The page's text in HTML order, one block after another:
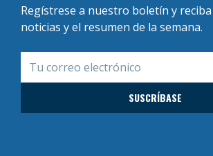
Regístrese a nuestro boletín y
noticias y el resumen de la semana.